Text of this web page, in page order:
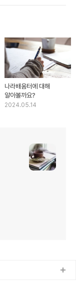
나라배움터에 대해
알아볼까요?
2024.05.14